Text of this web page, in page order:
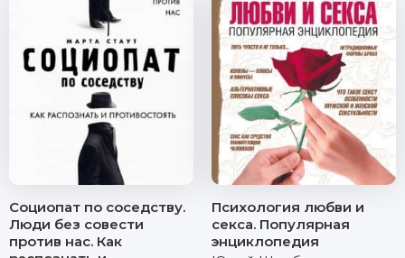
Социопат по соседству.
Люди без совести
против нас. Как
Психология любви и
секса. Популярная
энциклопедия